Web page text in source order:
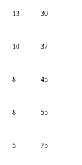
13 30
10 37
8 45
8 55
5 75